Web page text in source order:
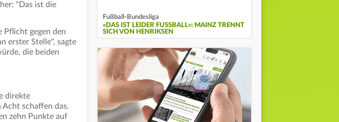
"Das ist die
Pflicht gegen den
erster Stelle", sagte
die beiden
direkte
schaffen das.
zehn Punkte auf
Fußball-Bundesliga
«DAS IST LEIDER FUSSBALL»: MAINZ TRENNT S
ICH VON HENRIKSEN